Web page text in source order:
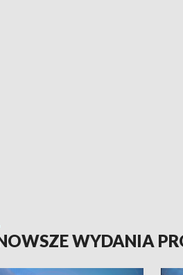
WYDANIA